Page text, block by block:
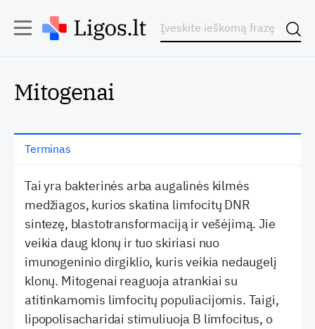
Mitogenai
Terminas
Tai yra bakterinės arba augalinės kilmės
medžiagos, kurios skatina limfocitų DNR
sintezę, blastotransformaciją ir vešėjimą. Jie
veikia daug klonų ir tuo skiriasi nuo
imunogeninio dirgiklio, kuris veikia nedaugelį
klonų. Mitogenai reaguoja atrankiai su
atitinkamomis limfocitų populiacijomis. Taigi,
lipopolisacharidai stimuliuoja B limfocitus, o